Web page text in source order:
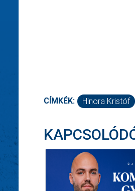
CÍMKÉK: Hinora Kristóf